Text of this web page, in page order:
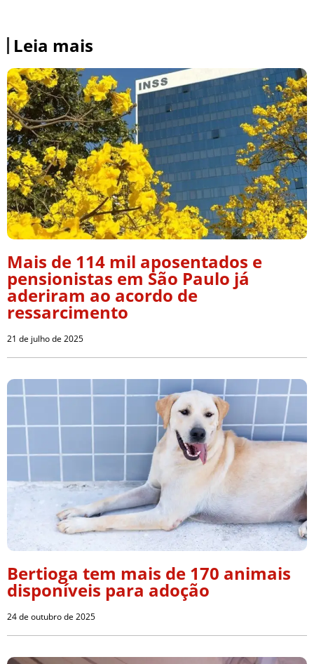
Leia mais
Mais de 114 mil aposentados e
pensionistas em São Paulo já
aderiram ao acordo de
ressarcimento
21 de julho de 2025
Bertioga tem mais de 170 animais
disponíveis para adoção
24 de outubro de 2025